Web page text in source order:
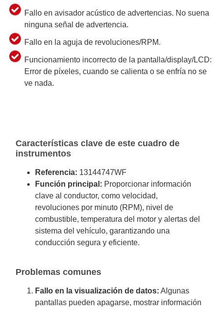
Fallo en avisador acústico de advertencias. No suena
ninguna señal de advertencia.
Fallo en la aguja de revoluciones/RPM.
Funcionamiento incorrecto de la pantalla/display/LCD:
Error de píxeles, cuando se calienta o se enfría no se
ve nada.
Características clave de este cuadro de
instrumentos
Referencia: 13144747WF
Función principal: Proporcionar información
clave al conductor, como velocidad,
revoluciones por minuto (RPM), nivel de
combustible, temperatura del motor y alertas del
sistema del vehículo, garantizando una
conducción segura y eficiente.
Problemas comunes
Fallo en la visualización de datos: Algunas
pantallas pueden apagarse, mostrar información